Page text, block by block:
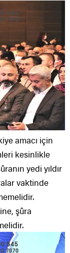
amacı için
kesinlikle
yedi yıldır
vaktinde
şûra